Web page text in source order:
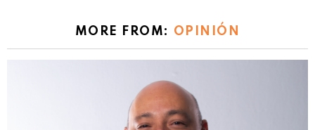
MORE FROM: OPINIÓN